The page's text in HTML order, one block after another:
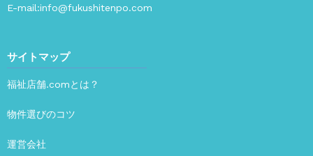
E-mail:info@fukushitenpo.com
サイトマップ
福祉店舗.comとは？
物件選びのコツ
運営会社